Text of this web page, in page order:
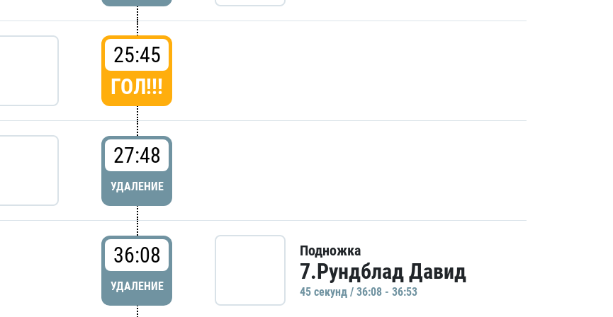
25:45
ГОЛ!!!
27:48
УДАЛЕНИЕ
36:08
УДАЛЕНИЕ
Подножка
7.Рундблад Давид
45 секунд / 36:08 - 36:53